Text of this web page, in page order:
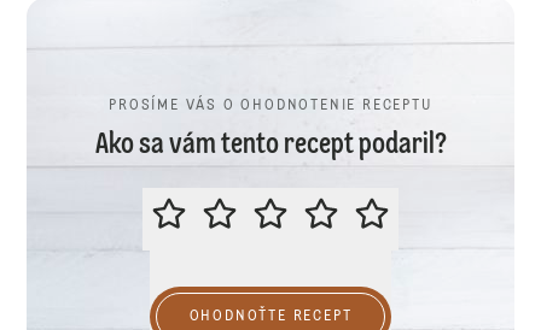
PROSÍME VÁS O OHODNOTENIE RECEPTU
Ako sa vám tento recept podaril?
PROSÍME VÁS O OHODNOTENIE
OHODNOŤTE RECEPT